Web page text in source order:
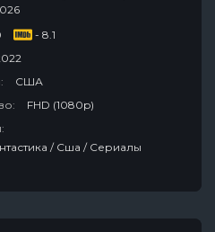
- 8.1
США
FHD (1080p)
/ Сша / Сериалы